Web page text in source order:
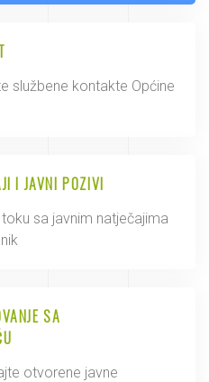
službene kontakte Općine
I JAVNI POZIVI
sa javnim natječajima
SA
otvorene javne